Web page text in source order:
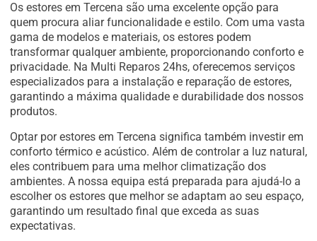
Os estores em Tercena são uma excelente opção para
quem procura aliar funcionalidade e estilo. Com uma vasta
gama de modelos e materiais, os estores podem
transformar qualquer ambiente, proporcionando conforto e
privacidade. Na Multi Reparos 24hs, oferecemos serviços
especializados para a instalação e reparação de estores,
garantindo a máxima qualidade e durabilidade dos nossos
produtos.
Optar por estores em Tercena significa também investir em
conforto térmico e acústico. Além de controlar a luz natural,
eles contribuem para uma melhor climatização dos
ambientes. A nossa equipa está preparada para ajudá-lo a
escolher os estores que melhor se adaptam ao seu espaço,
garantindo um resultado final que exceda as suas
expectativas.